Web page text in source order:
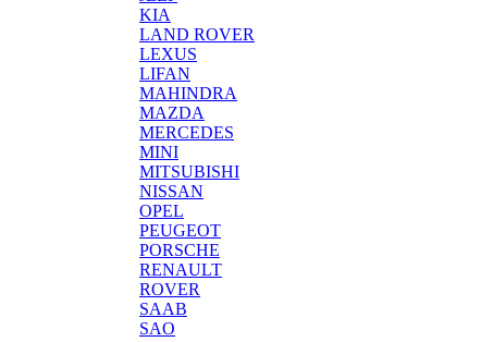
KIA
LAND ROVER
LEXUS
LIFAN
MAHINDRA
MAZDA
MERCEDES
MINI
MITSUBISHI
NISSAN
OPEL
PEUGEOT
PORSCHE
RENAULT
ROVER
SAAB
SAO